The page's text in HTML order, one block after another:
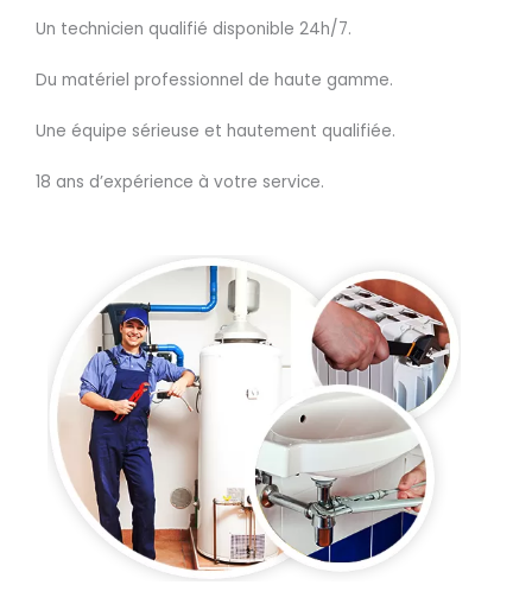
Un technicien qualifié disponible 24h/7.
Du matériel professionnel de haute gamme.
Une équipe sérieuse et hautement qualifiée.
18 ans d’expérience à votre service.